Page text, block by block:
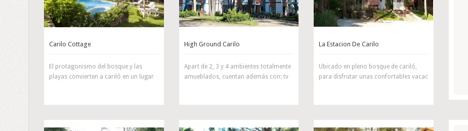
Carilo Cottage
El protagonismo del bosque y las
playas convierten a cariló en un lugar
High Ground Carilo
Apart de 2, 3 y 4 ambientes totalmente
amueblados, cuentan además con: tv
La Estacion De Carilo
Ubicado en pleno bosque de cariló,
para disfrutar unas confortables vacac